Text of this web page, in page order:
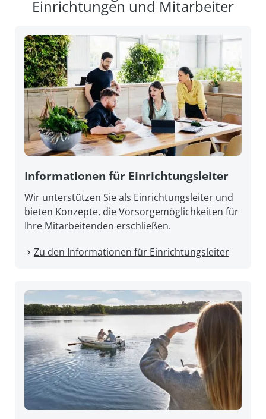
Einrichtungen und Mitarbeiter
Informationen für Einrichtungsleiter
Wir unterstützen Sie als Einrichtungsleiter und
bieten Konzepte, die Vorsorgemöglichkeiten für
Ihre Mitarbeitenden erschließen.
Zu den Informationen für Einrichtungsleiter